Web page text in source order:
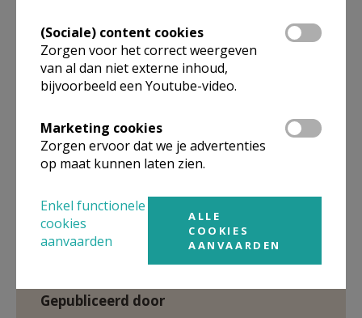
welk onbehagen sluit daarbij aan? Zijn er
verifieerbare verklaringen voor dit onbehagen, in de
praktijk van de zorg, het onderwijs en de
arbeidsorganisatie? InOnbehagenkiest Paul
Verhaeghe voor een wetenschappelijk onderbouwde
analyse, wars van op ideologie gebaseerde kritieken
en utopische oplossingen. In zijn herkenbare vlotte
deze tijd en verwachtingen voor onze toekomst.
Gepubliceerd door
(Sociale) content cookies
Zorgen voor het correct weergeven
van al dan niet externe inhoud,
bijvoorbeeld een Youtube-video.
Marketing cookies
Zorgen ervoor dat we je advertenties
op maat kunnen laten zien.
Enkel functionele
cookies
aanvaarden
ALLE
COOKIES
AANVAARDEN